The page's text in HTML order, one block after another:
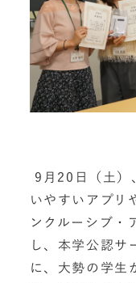
9月20日（土）
いやすいアプリ
ンクルーシブ・
し、本学公認サ
に、大勢の学生